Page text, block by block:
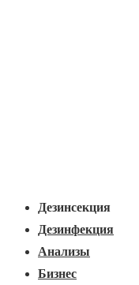
навигацияДезинсекция
Дезинфекция
Анализы
Бизнес